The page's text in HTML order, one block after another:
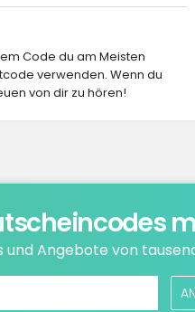
Code du am Meisten
verwenden. Wenn du
von dir zu hören!
Angebote von